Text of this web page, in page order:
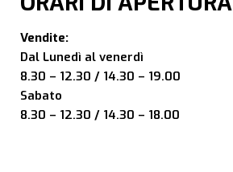
Vendite:
Dal Lunedì al venerdì
8.30 – 12.30 / 14.30 – 19.00
Sabato
8.30 – 12.30 / 14.30 – 18.00